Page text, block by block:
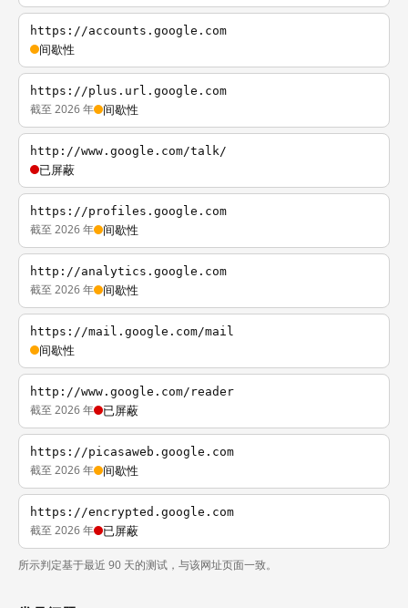
https://accounts.google.com
间歇性
https://plus.url.google.com
截至 2026 年 间歇性
http://www.google.com/talk/
已屏蔽
https://profiles.google.com
截至 2026 年 间歇性
http://analytics.google.com
截至 2026 年 间歇性
https://mail.google.com/mail
间歇性
http://www.google.com/reader
截至 2026 年 已屏蔽
https://picasaweb.google.com
截至 2026 年 间歇性
https://encrypted.google.com
截至 2026 年 已屏蔽
所示判定基于最近 90 天的测试，与该网址页面一致。